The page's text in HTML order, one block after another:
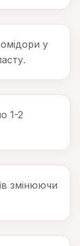
у
1-2
змінюючи